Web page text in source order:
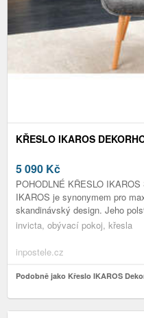
KŘESLO IKAROS
5 090 Kč
POHODLNÉ KŘESLO
IKAROS je synonymem pro
skandinávský design. Jeho
invicta, obývací pokoj, křesla
inpostele.cz
Podobně jako Křeslo IKAROS